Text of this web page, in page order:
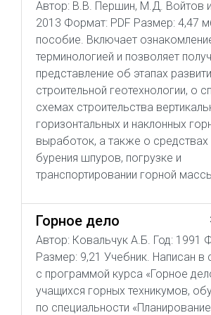
Автор: В.В. Першин, М.Д. Войтов
2013 Формат: PDF Размер: 4,47
пособие. Включает
терминологией и позволяет
представление об этапах
строительной геотехнологии, о
схемах строительства
горизонтальных и наклонных
выработок, а также о средствах
бурения шпуров, погрузке и
транспортировании горной
Горное дело
Автор: Ковальчук А.Б. Год: 1991
Размер: 9,21 Учебник. Написан в
с программой курса «Горное
учащихся горных техникумов,
по специальности